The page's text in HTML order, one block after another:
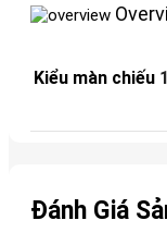
Kiểu màn chiếu
Đánh Giá